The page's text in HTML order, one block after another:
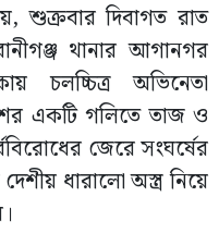
শুক্রবার দিবাগত রাত
থানার আগানগর
চলচ্চিত্র অভিনেতা
একটি গলিতে তাজ ও
জেরে সংঘর্ষের
ধারালো অস্ত্র নিয়ে